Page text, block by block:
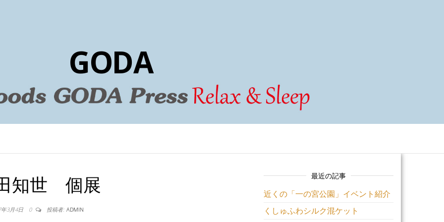
GODA
知世 個展
3月4日 0 投稿者: ADMIN
最近の記事
近くの「一の宮公園」イベント紹介
くしゅふわシルク混ケット